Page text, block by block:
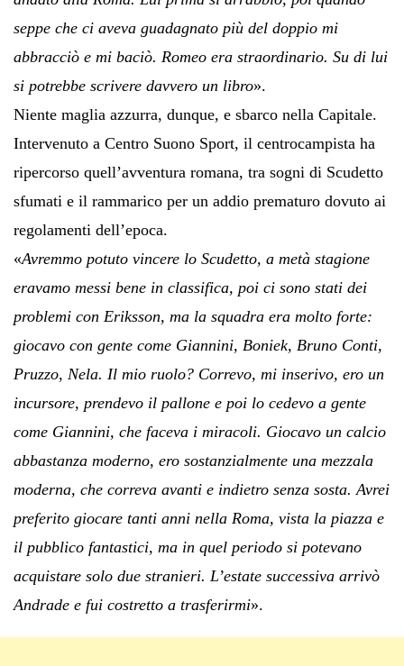
seppe che ci aveva guadagnato più del doppio mi
abbracciò e mi baciò. Romeo era straordinario. Su di lui
si potrebbe scrivere davvero un libro».
Niente maglia azzurra, dunque, e sbarco nella Capitale.
Intervenuto a Centro Suono Sport, il centrocampista ha
ripercorso quell’avventura romana, tra sogni di Scudetto
sfumati e il rammarico per un addio prematuro dovuto ai
regolamenti dell’epoca.
«Avremmo potuto vincere lo Scudetto, a metà stagione
eravamo messi bene in classifica, poi ci sono stati dei
problemi con Eriksson, ma la squadra era molto forte:
giocavo con gente come Giannini, Boniek, Bruno Conti,
Pruzzo, Nela. Il mio ruolo? Correvo, mi inserivo, ero un
incursore, prendevo il pallone e poi lo cedevo a gente
come Giannini, che faceva i miracoli. Giocavo un calcio
abbastanza moderno, ero sostanzialmente una mezzala
moderna, che correva avanti e indietro senza sosta. Avrei
preferito giocare tanti anni nella Roma, vista la piazza e
il pubblico fantastici, ma in quel periodo si potevano
acquistare solo due stranieri. L’estate successiva arrivò
Andrade e fui costretto a trasferirmi».